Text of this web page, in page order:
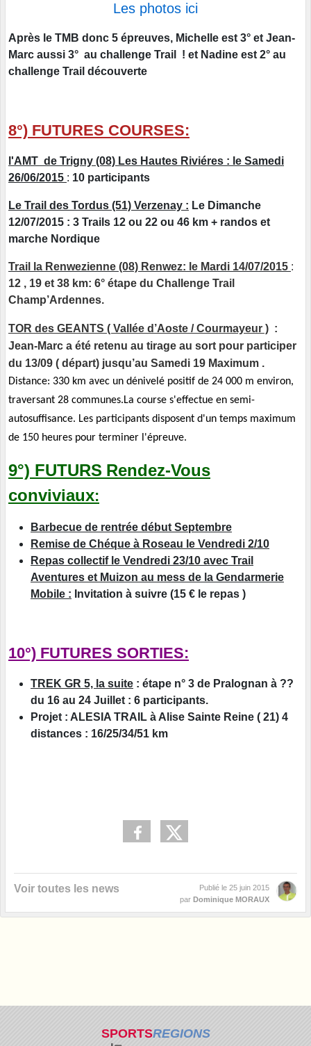
Les photos ici
Après le TMB donc 5 épreuves, Michelle est 3° et Jean-
Marc aussi 3° au challenge Trail ! et Nadine est 2° au
challenge Trail découverte
8°) FUTURES COURSES:
l'AMT de Trigny (08) Les Hautes Riviéres : le Samedi
26/06/2015 : 10 participants
Le Trail des Tordus (51) Verzenay : Le Dimanche
12/07/2015 : 3 Trails 12 ou 22 ou 46 km + randos et
marche Nordique
Trail la Renwezienne (08) Renwez: le Mardi 14/07/2015 :
12 , 19 et 38 km: 6° étape du Challenge Trail
Champ’Ardennes.
TOR des GEANTS ( Vallée d’Aoste / Courmayeur ) :
Jean-Marc a été retenu au tirage au sort pour participer
du 13/09 ( départ) jusqu’au Samedi 19 Maximum .
Distance: 330 km avec un dénivelé positif de 24 000 m environ,
traversant 28 communes.La course s'effectue en semi-
autosuffisance. Les participants disposent d'un temps maximum
de 150 heures pour terminer l'épreuve.
9°) FUTURS Rendez-Vous
conviviaux:
Barbecue de rentrée début Septembre
Remise de Chéque à Roseau le Vendredi 2/10
Repas collectif le Vendredi 23/10 avec Trail
Aventures et Muizon au mess de la Gendarmerie
Mobile : Invitation à suivre (15 € le repas )
10°) FUTURES SORTIES:
TREK GR 5, la suite : étape n° 3 de Pralognan à ??
du 16 au 24 Juillet : 6 participants.
Projet : ALESIA TRAIL à Alise Sainte Reine ( 21) 4
distances : 16/25/34/51 km
Voir toutes les news Publié le 25 juin 2015
par Dominique MORAUX
SPORTSREGIONS